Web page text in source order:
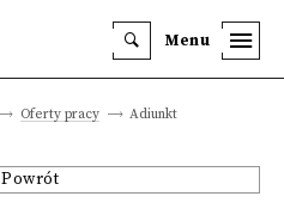
Menu
Oferty pracy Adiunkt
Powrót